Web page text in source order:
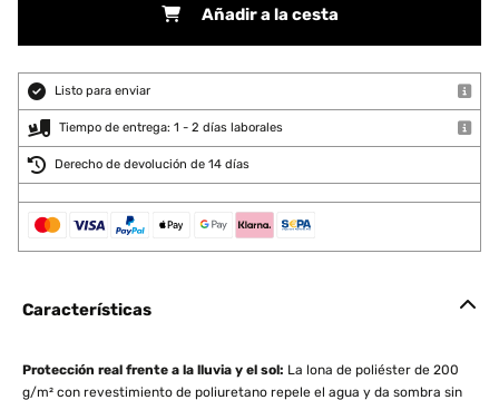
Añadir a la cesta
Listo para enviar
Tiempo de entrega: 1 - 2 días laborales
Derecho de devolución de 14 días
Características
Protección real frente a la lluvia y el sol: La lona de poliéster de 200
g/m² con revestimiento de poliuretano repele el agua y da sombra sin